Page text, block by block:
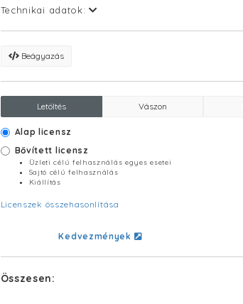
Technikai adatok:
Beágyazás
Letöltés Vászon
Alap licensz
Bővített licensz
Üzleti célú felhasználás egyes esetei
Sajtó célú felhasználás
Kiállítás
Licenszek összehasonlítása
Kedvezmények
Összesen: